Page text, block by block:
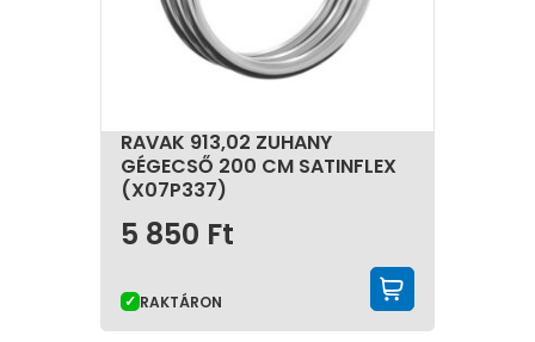
RAVAK 913,02 ZUHANY
GÉGECSŐ 200 CM SATINFLEX
(X07P337)
5 850 Ft
RAKTÁRON